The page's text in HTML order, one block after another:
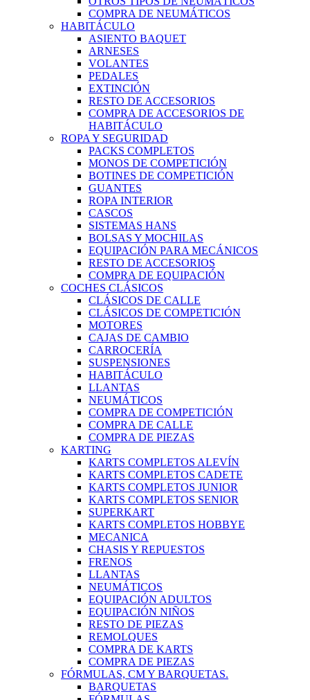
COMPRA DE NEUMÁTICOS
HABITÁCULO
ASIENTO BAQUET
ARNESES
VOLANTES
PEDALES
EXTINCIÓN
RESTO DE ACCESORIOS
COMPRA DE ACCESORIOS DE
HABITÁCULO
ROPA Y SEGURIDAD
PACKS COMPLETOS
MONOS DE COMPETICIÓN
BOTINES DE COMPETICIÓN
GUANTES
ROPA INTERIOR
CASCOS
SISTEMAS HANS
BOLSAS Y MOCHILAS
EQUIPACIÓN PARA MECÁNICOS
RESTO DE ACCESORIOS
COMPRA DE EQUIPACIÓN
COCHES CLÁSICOS
CLÁSICOS DE CALLE
CLÁSICOS DE COMPETICIÓN
MOTORES
CAJAS DE CAMBIO
CARROCERÍA
SUSPENSIONES
HABITÁCULO
LLANTAS
NEUMÁTICOS
COMPRA DE COMPETICIÓN
COMPRA DE CALLE
COMPRA DE PIEZAS
KARTING
KARTS COMPLETOS ALEVÍN
KARTS COMPLETOS CADETE
KARTS COMPLETOS JUNIOR
KARTS COMPLETOS SENIOR
SUPERKART
KARTS COMPLETOS HOBBYE
MECANICA
CHASIS Y REPUESTOS
FRENOS
LLANTAS
NEUMÁTICOS
EQUIPACIÓN ADULTOS
EQUIPACIÓN NIÑOS
RESTO DE PIEZAS
REMOLQUES
COMPRA DE KARTS
COMPRA DE PIEZAS
FÓRMULAS, CM Y BARQUETAS.
BARQUETAS